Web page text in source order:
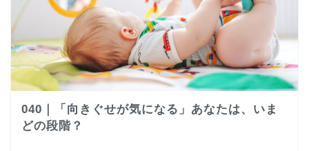
040｜「向きぐせが気になる」あなたは、いま
どの段階？